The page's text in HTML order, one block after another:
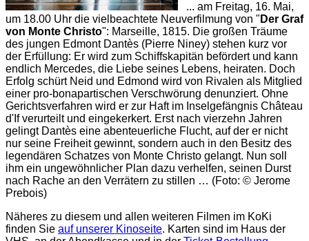
... am Freitag, 16. Mai,
um 18.00 Uhr die vielbeachtete Neuverfilmung von " Der Graf
von Monte Christo": Marseille, 1815. Die großen Träume
des jungen Edmont Dantès (Pierre Niney) stehen kurz vor
der Erfüllung: Er wird zum Schiffskapitän befördert und kann
endlich Mercedes, die Liebe seines Lebens, heiraten. Doch
Erfolg schürt Neid und Edmond wird von Rivalen als Mitglied
einer pro-bonapartischen Verschwörung denunziert. Ohne
Gerichtsverfahren wird er zur Haft im Inselgefängnis Château
d'If verurteilt und eingekerkert. Erst nach vierzehn Jahren
gelingt Dantès eine abenteuerliche Flucht, auf der er nicht
nur seine Freiheit gewinnt, sondern auch in den Besitz des
legendären Schatzes von Monte Christo gelangt. Nun soll
ihm ein ungewöhnlicher Plan dazu verhelfen, seinen Durst
nach Rache an den Verrätern zu stillen … (Foto: © Jerome
Prebois)
Näheres zu diesem und allen weiteren Filmen im KoKi
finden Sie auf unserer Kinoseite. Karten sind im Haus der